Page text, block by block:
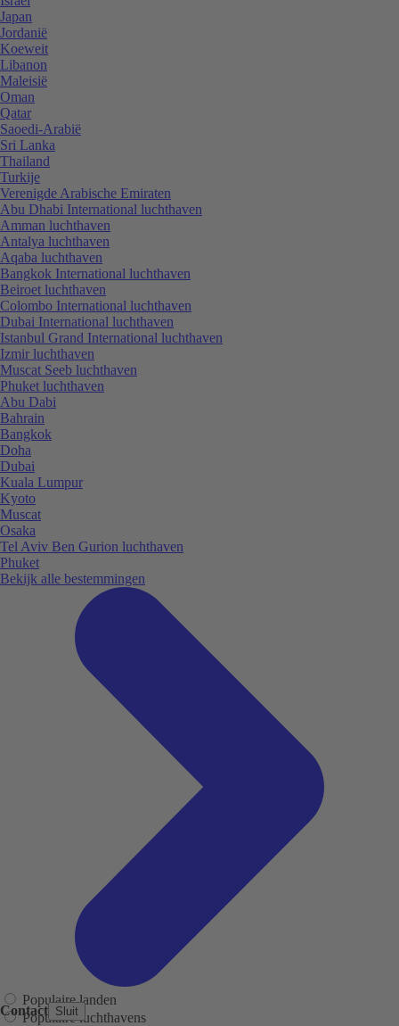
Contact Sluit
Japan
Jordanië
Koeweit
Libanon
Maleisië
Oman
Qatar
Saoedi-Arabië
Sri Lanka
Thailand
Turkije
Verenigde Arabische Emiraten
Abu Dhabi International luchthaven
Amman luchthaven
Antalya luchthaven
Aqaba luchthaven
Bangkok International luchthaven
Beiroet luchthaven
Colombo International luchthaven
Dubai International luchthaven
Istanbul Grand International luchthaven
Izmir luchthaven
Muscat Seeb luchthaven
Phuket luchthaven
Abu Dabi
Bahrain
Bangkok
Doha
Dubai
Kuala Lumpur
Kyoto
Muscat
Osaka
Tel Aviv Ben Gurion luchthaven
Phuket
Bekijk alle bestemmingen
Populaire landen
Populaire luchthavens